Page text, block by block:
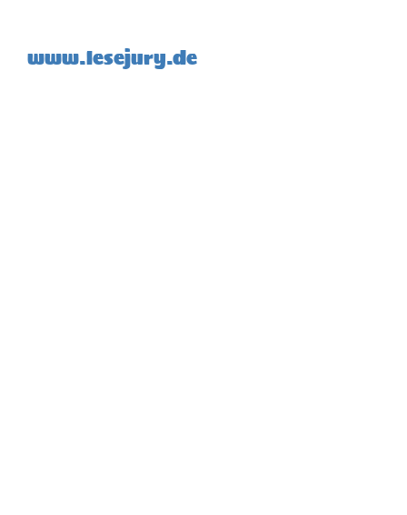
www.lesejury.de